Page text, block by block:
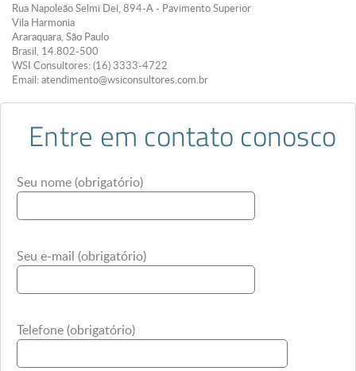
Rua Napoleão Selmi Dei, 894-A - Pavimento Superior
Vila Harmonia
Araraquara, São Paulo
Brasil, 14.802-500
WSI Consultores: (16) 3333-4722
Email:atendimento@wsiconsultores.com.br
Entre em contato conosco
Seu nome (obrigatório)
Seu e-mail (obrigatório)
Telefone (obrigatório)